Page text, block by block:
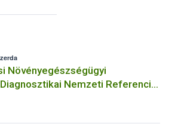
Növényegészségügyi
Nemzeti Referencia